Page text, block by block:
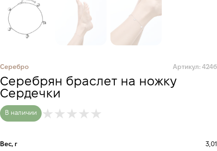
Серебро Артикул: 424б
Серебрян браслет на ножку
Сердечки
В наличии
Вес, г 3,01